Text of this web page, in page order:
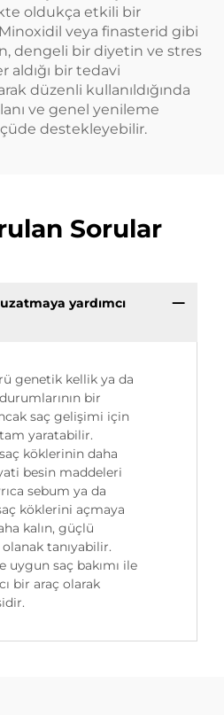
oldukça etkili bir
veya finasterid gibi
dengeli bir diyetin ve stres
aldığı bir tedavi
düzenli kullanıldığında
ve genel yenileme
destekleyebilir.
Sorular
yardımcı
genetik kellik ya da
bir
saç gelişimi için
yaratabilir.
köklerinin daha
besin maddeleri
sebum ya da
köklerini açmaya
kalın, güçlü
olanak tanıyabilir.
uygun saç bakımı ile
bir araç olarak